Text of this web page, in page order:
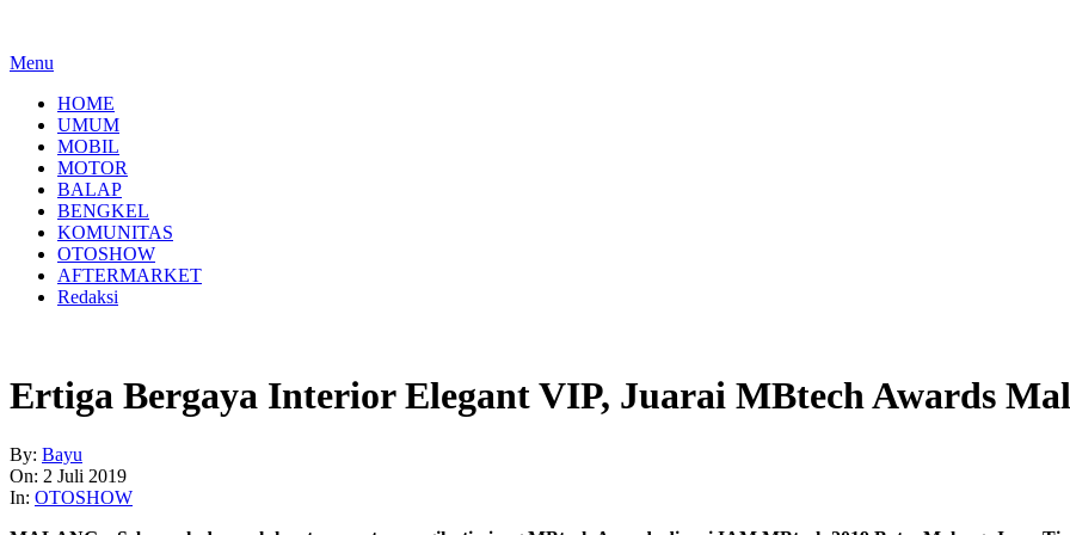
Menu
HOME
UMUM
MOBIL
MOTOR
BALAP
BENGKEL
KOMUNITAS
OTOSHOW
AFTERMARKET
Redaksi
Ertiga Bergaya Interior Elegant VIP, Juarai MBtech Awards
By: Bayu
On: 2 Juli 2019
In: OTOSHOW